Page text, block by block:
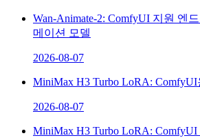
Wan-Animate-2: ComfyUI 지원 엔
메이션 모델
2026-08-07
MiniMax H3 Turbo LoRA:
2026-08-07
MiniMax H3 Turbo LoRA: